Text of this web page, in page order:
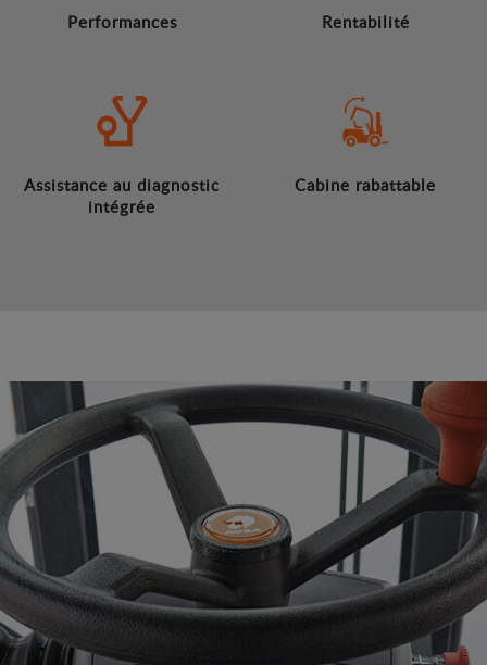
Performances Rentabilité
Assistance au diagnostic
intégrée
Cabine rabattable